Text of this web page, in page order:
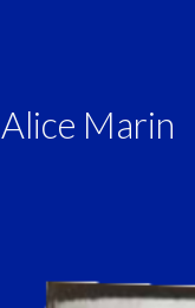
Alice Marin